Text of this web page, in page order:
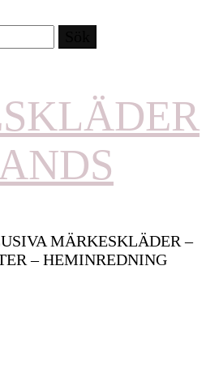
MÄRKESKLÄDER –
– HEMINREDNING